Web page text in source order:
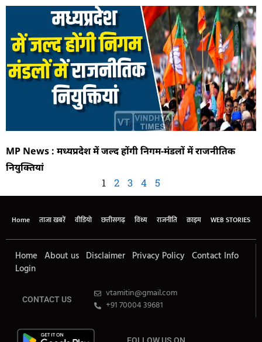
MP News : मध्यप्रदेश में जल्द होंगी निगम-मंडलों में राजनीतिक
नियुक्तियां
1 2 3 4 5
Home ताजा खबरें वीडियो छत्तीसगढ़ विंध्य राजनीति क्राइम WEB STORIES
Home About us Disclaimer Privacy Policy Contact Info
Login
CONTACT US
vtamitin@gmail.com
+91 70004 39681